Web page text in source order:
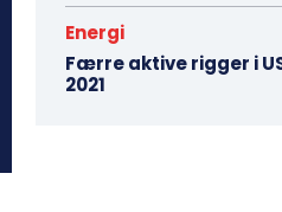
Energi
Færre aktive rigger i
2021